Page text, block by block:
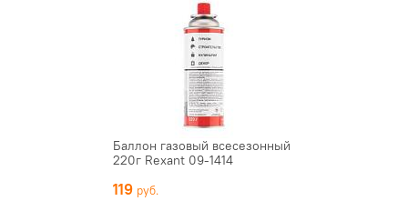
Баллон газовый всесезонный
220г Rexant 09-1414
119